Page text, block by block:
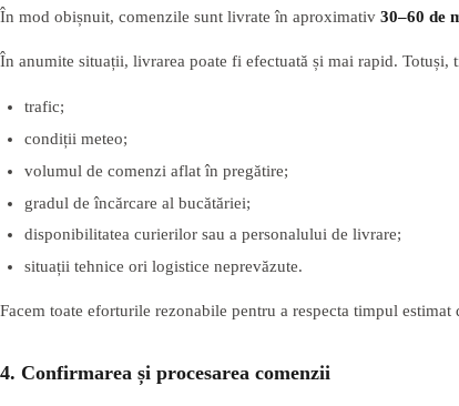
În mod obișnuit, comenzile sunt livrate în aproximativ 30–60 de
În anumite situații, livrarea poate fi efectuată și mai rapid.
trafic;
condiții meteo;
volumul de comenzi aflat în pregătire;
gradul de încărcare al bucătăriei;
disponibilitatea curierilor sau a personalului de livrare;
situații tehnice ori logistice neprevăzute.
Facem toate eforturile rezonabile pentru a respecta timpul
4. Confirmarea și procesarea comenzii